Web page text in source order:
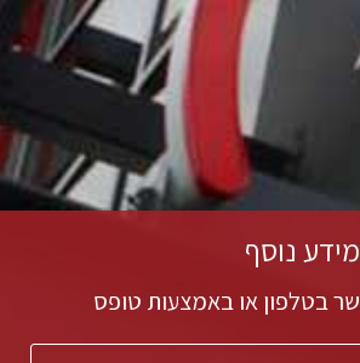
נוסף
בטלפון או באמצעות טופס